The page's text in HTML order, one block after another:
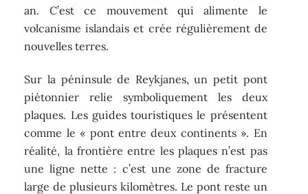
an. C’est ce mouvement qui alimente le
volcanisme islandais et crée régulièrement de
nouvelles terres.
Sur la péninsule de Reykjanes, un petit pont
piétonnier relie symboliquement les deux
plaques. Les guides touristiques le présentent
comme le « pont entre deux continents ». En
réalité, la frontière entre les plaques n’est pas
une ligne nette : c’est une zone de fracture
large de plusieurs kilomètres. Le pont reste un